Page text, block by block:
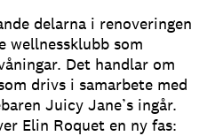
delarna i renoveringen
wellnessklubb som
Det handlar om
drivs i samarbete med
Juicy Jane’s ingår.
Elin Roquet en ny fas: